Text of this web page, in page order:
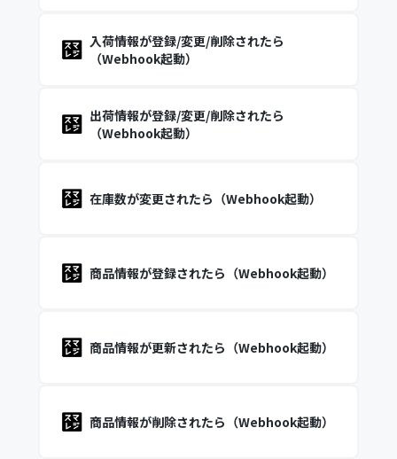
入荷情報が登録/変更/削除されたら
（Webhook起動）
出荷情報が登録/変更/削除されたら
（Webhook起動）
在庫数が変更されたら（Webhook起動）
商品情報が登録されたら（Webhook起動）
商品情報が更新されたら（Webhook起動）
商品情報が削除されたら（Webhook起動）